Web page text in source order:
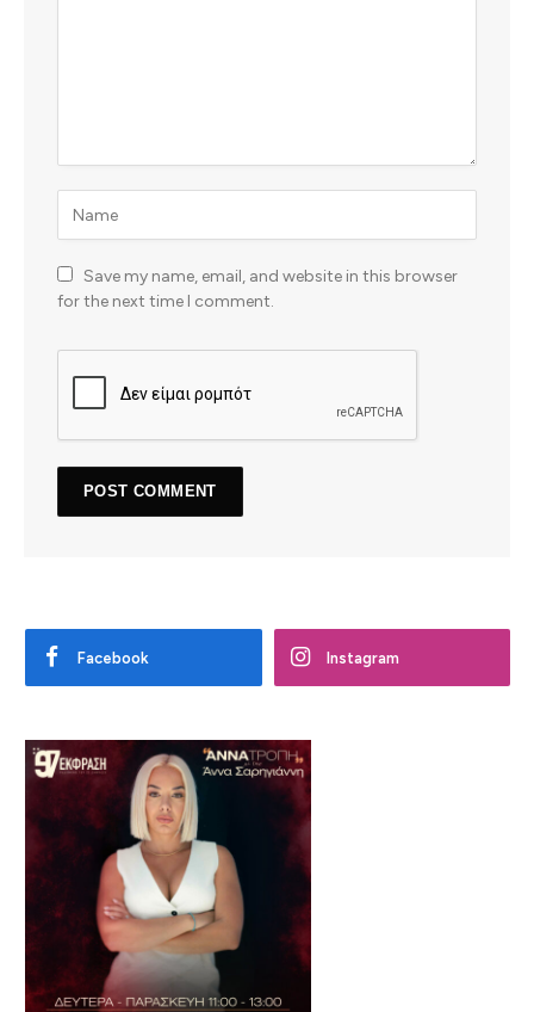
Save my name, email, and website in this browser
for the next time I comment.
Facebook Instagram